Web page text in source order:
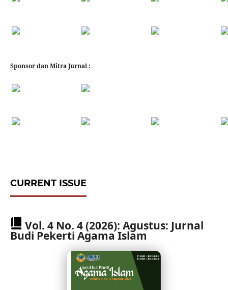
Sponsor dan Mitra Jurnal :
CURRENT ISSUE
Vol. 4 No. 4 (2026): Agustus: Jurnal
Budi Pekerti Agama Islam